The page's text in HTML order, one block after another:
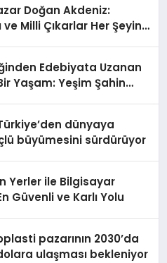
Doğan Akdeniz:
ve Milli Çıkarlar Her Şeyin
Edebiyata Uzanan
Yaşam: Yeşim Şahin
dünyaya
büyümesini sürdürüyor
Yerler ile Bilgisayar
Güvenli ve Karlı Yolu
pazarının 2030’da
ulaşması bekleniyor